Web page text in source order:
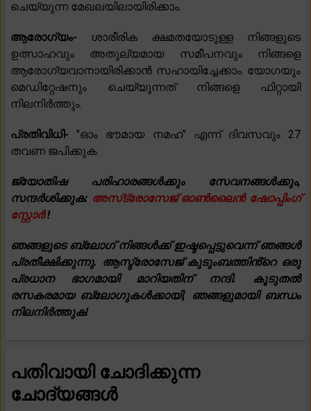
ചെയ്യുന്ന മേഖലയിലായിരിക്കാം.
ആരോഗ്യം- ശാരീരിക ക്ഷമതയോടുള്ള നിങ്ങളുടെ
ഉത്സാഹവും അതുല്യമായ സമീപനവും നിങ്ങളെ
ആരോഗ്യവാനായിരിക്കാൻ സഹായിച്ചേക്കാം. യോഗയും
മെഡിറ്റേഷനും ചെയ്യുന്നത് നിങ്ങളെ ഫിറ്റായി
നിലനിർത്തും.
പ്രതിവിധി-"ഓം ഭൗമായ നമഹ" എന്ന് ദിവസവും 27
തവണ ജപിക്കുക.
ജ്യോതിഷ പരിഹാരങ്ങൾക്കും സേവനങ്ങൾക്കും,
സന്ദർശിക്കുക: അസ്‌ട്രോസേജ് ഓൺലൈൻ ഷോപ്പിംഗ്
സ്റ്റോർ!
ഞങ്ങളുടെ ബ്ലോഗ് നിങ്ങൾക്ക് ഇഷ്ടപ്പെട്ടുവെന്ന് ഞങ്ങൾ
പ്രതീക്ഷിക്കുന്നു. ആസ്ട്രോസേജ് കുടുംബത്തിൻ്റെ ഒരു
പ്രധാന ഭാഗമായി മാറിയതിന് നന്ദി. കൂടുതൽ
രസകരമായ ബ്ലോഗുകൾക്കായി, ഞങ്ങളുമായി ബന്ധം
നിലനിർത്തുക!
പതിവായി ചോദിക്കുന്ന
ചോദ്യങ്ങൾ